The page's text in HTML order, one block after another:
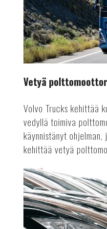
Vetyä
Volvo Trucks kehittää
vedyllä toimiva
käynnistänyt
kehittää vetyä
Suosikkimerkit
käytetyn
kaupoilla